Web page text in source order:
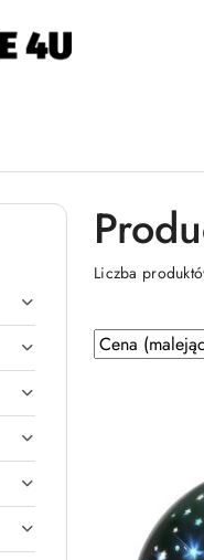
Liczba
Zastosowano
sortowanie:
Sortuj
według